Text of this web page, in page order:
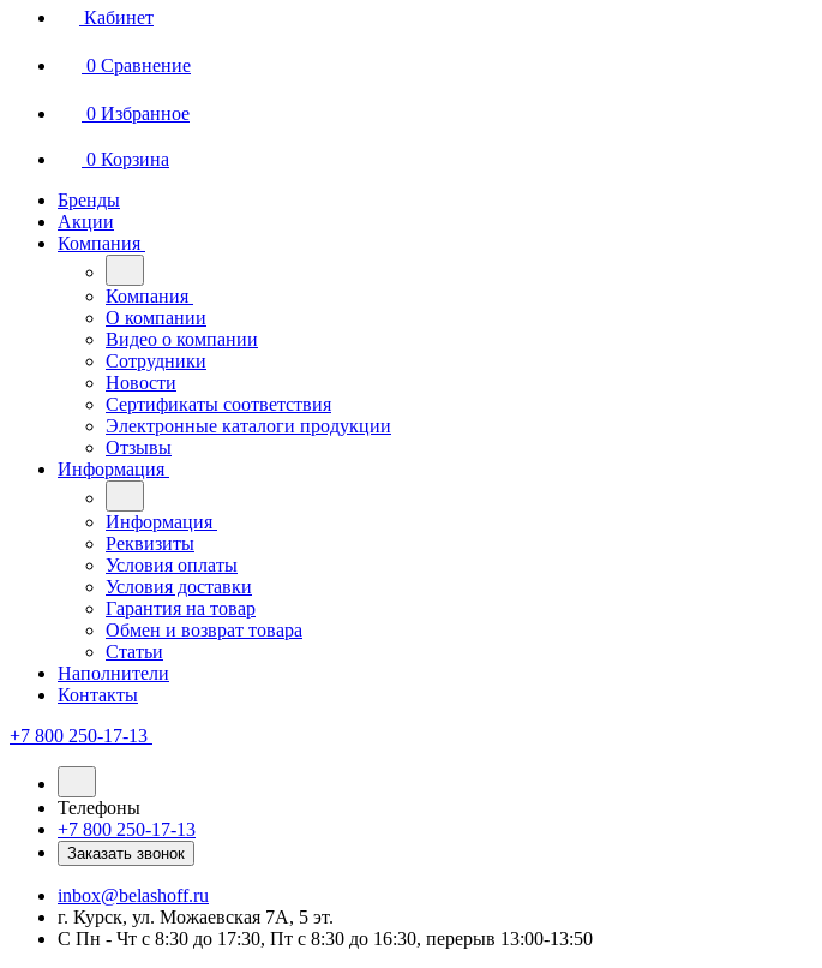
Кабинет
0 Сравнение
0 Избранное
0 Корзина
Бренды
Акции
Компания
Компания
О компании
Видео о компании
Сотрудники
Новости
Сертификаты соответствия
Электронные каталоги продукции
Отзывы
Информация
Информация
Реквизиты
Условия оплаты
Условия доставки
Гарантия на товар
Обмен и возврат товара
Статьи
Наполнители
Контакты
+7 800 250-17-13
Телефоны
+7 800 250-17-13
Заказать звонок
inbox@belashoff.ru
г. Курск, ул. Можаевская 7А, 5 эт.
C Пн - Чт с 8:30 до 17:30, Пт с 8:30 до 16:30, перерыв 13:00-13:50